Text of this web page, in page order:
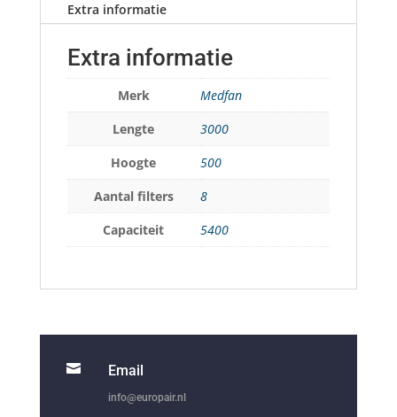
Extra informatie
Extra informatie
Merk
Medfan
Lengte
3000
Hoogte
500
Aantal filters
8
Capaciteit
5400
 Email
info@europair.nl